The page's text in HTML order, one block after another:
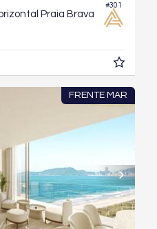
#301
Praia Brava
FRENTE MAR